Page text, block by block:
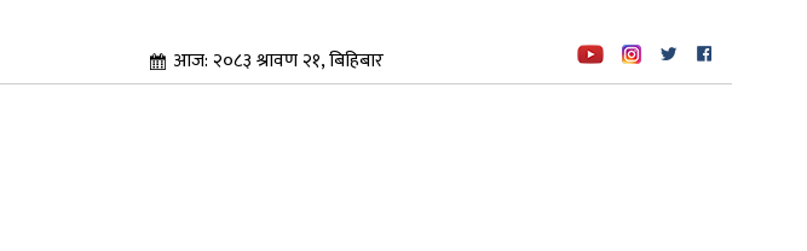
आज: २०८३ श्रावण २१, बिहिबार